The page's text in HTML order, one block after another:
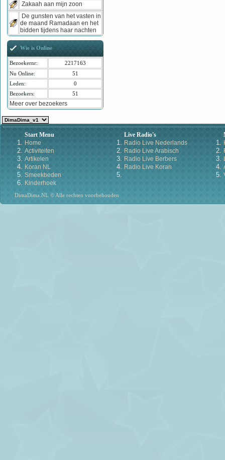
Zakaah aan mijn zoon
De gunsten van het vasten in
de maand Ramadaan en het
bidden tijdens haar nachten
Wie is Online
Bezoekernr:
2217163
Nu Online:
51
Leden:
0
Bezoekers:
51
Meer over bezoekers
Start Menu
Home
Activiteiten
Artikelen
Koran NL
Smeekbeden
Kinderhoek
Live Radio's
Radio Live Nederlands
Radio Live Arabisch
Radio Live Berbers
Radio Live Koran
DimaDima.NL © Alle rechten voorbehouden